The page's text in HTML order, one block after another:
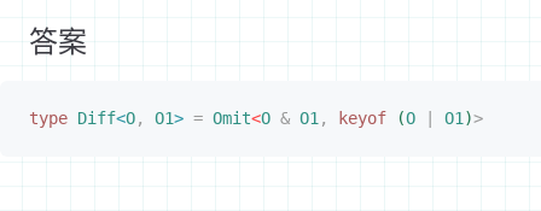
答案
type Diff<O, O1> = Omit<O & O1 , keyof (O O1 )>